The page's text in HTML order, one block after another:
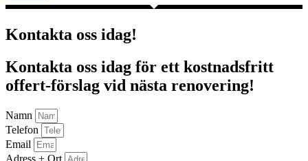
Kontakta oss idag!
Kontakta oss idag för ett kostnadsfritt
offert-förslag vid nästa renovering!
Namn
Telefon
Email